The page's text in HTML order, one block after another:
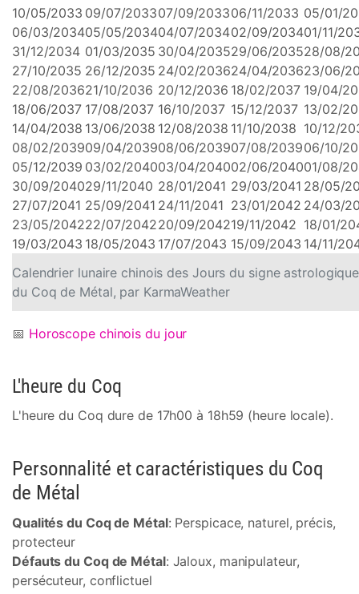
Calendrier lunaire chinois des Jours du signe astrologique
du Coq de Métal, par KarmaWeather
10/05/2033 09/07/203307/09/203306/11/2033 05/01/
06/03/203405/05/203404/07/203402/09/203401/11/
31/12/2034 01/03/2035 30/04/203529/06/203528/08/
27/10/2035 26/12/2035 24/02/203624/04/203623/06/
22/08/203621/10/2036 20/12/2036 18/02/2037 19/04/
18/06/2037 17/08/2037 16/10/2037 15/12/2037 13/02/
14/04/2038 13/06/2038 12/08/2038 11/10/2038 10/12/
08/02/203909/04/203908/06/203907/08/203906/10/
05/12/2039 03/02/204003/04/204002/06/204001/08/
30/09/204029/11/2040 28/01/2041 29/03/2041 28/05/
27/07/2041 25/09/2041 24/11/2041 23/01/2042 24/03/
23/05/204222/07/204220/09/204219/11/2042 18/01/
19/03/2043 18/05/2043 17/07/2043 15/09/2043 14/11/
📅 Horoscope chinois du jour
L'heure du Coq
L'heure du Coq dure de 17h00 à 18h59 (heure locale).
Personnalité et caractéristiques du Coq
de Métal
Qualités du Coq de Métal: Perspicace, naturel, précis,
protecteur
Défauts du Coq de Métal: Jaloux, manipulateur,
persécuteur, conflictuel